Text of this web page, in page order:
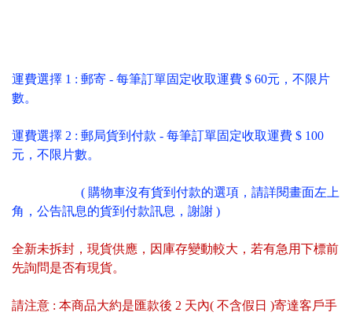
運費選擇 1 : 郵寄 - 每筆訂單固定收取運費 $ 60元，不限片
數。
運費選擇 2 : 郵局貨到付款 - 每筆訂單固定收取運費 $ 100
元，不限片數。
( 購物車沒有貨到付款的選項，請詳閱畫面左上
角，公告訊息的貨到付款訊息，謝謝 )
全新未拆封 ， 現貨供應 ， 因庫存變動較大，若有急用下標前
先詢問是否有現貨。
請注意 : 本商品大約是匯款後 2 天內( 不含假日 )寄達客戶手